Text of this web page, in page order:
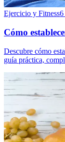
Ejercicio y Fitness6
Cómo
Descubre cómo
guía práctica,